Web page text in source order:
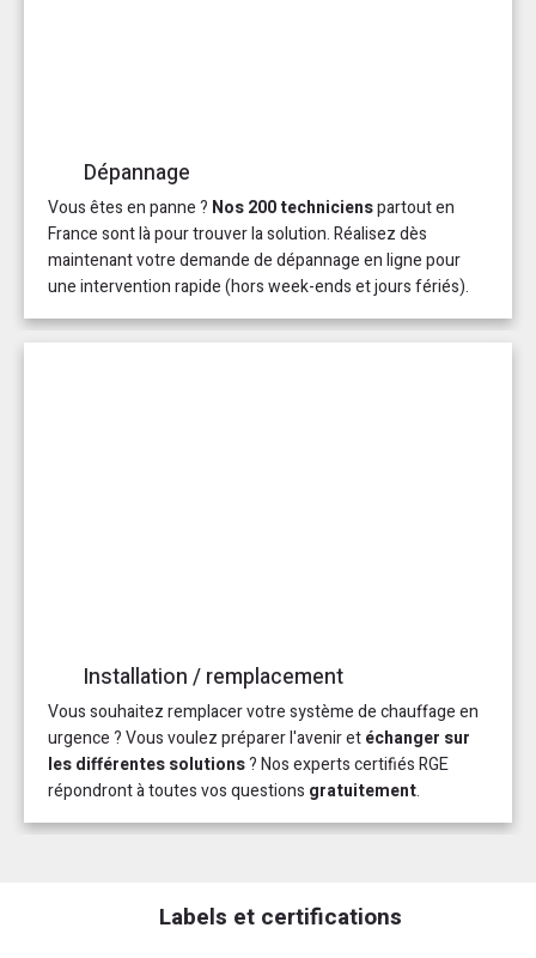
Dépannage
Vous êtes en panne ? Nos 200 technicienspartout en
France sont là pour trouver la solution. Réalisez dès
maintenant votre demande de dépannage en ligne pour
une intervention rapide (hors week-ends et jours fériés).
Installation / remplacement
Vous souhaitez remplacer votre système de chauffage en
urgence ? Vous voulez préparer l'avenir etéchanger sur
les différentes solutions? Nos experts certifiés RGE
répondront à toutes vos questions gratuitement.
Labels et certifications